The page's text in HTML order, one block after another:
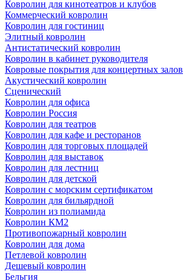
Ковролин для кинотеатров и клубов
Коммерческий ковролин
Ковролин для гостиниц
Элитный ковролин
Антистатический ковролин
Ковролин в кабинет руководителя
Ковровые покрытия для концертных залов
Акустический ковролин
Сценический
Ковролин для офиса
Ковролин Россия
Ковролин для театров
Ковролин для кафе и ресторанов
Ковролин для торговых площадей
Ковролин для выставок
Ковролин для лестниц
Ковролин для детской
Ковролин с морским сертификатом
Ковролин для бильярдной
Ковролин из полиамида
Ковролин КМ2
Противопожарный ковролин
Ковролин для дома
Петлевой ковролин
Дешевый ковролин
Бельгия